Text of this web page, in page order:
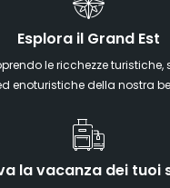
Esplora il Grand Est
le ricchezze turistiche,
enoturistiche della nostra
la vacanza dei tuoi